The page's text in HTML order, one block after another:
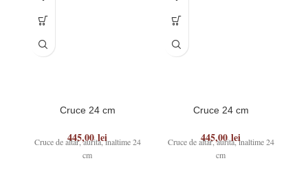
Cruce 24 cm
445,00lei
Cruce de altar, aurita, inaltime 24
cm
Cruce 24 cm
445,00lei
Cruce de altar, aurita, inaltime 24
cm